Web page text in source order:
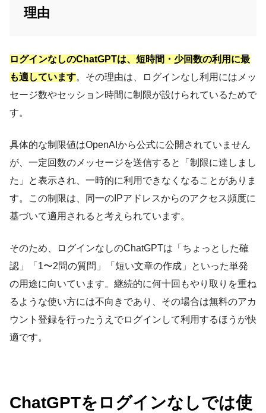
理由
ログインなしのChatGPTは、短時間・少回数の利用に最
も適しています。その理由は、ログインなし利用にはメッ
セージ数やセッション時間に制限が設けられているためで
す。
具体的な制限値はOpenAIから公式に公開されていません
が、一定回数のメッセージを送信すると「制限に達しまし
た」と表示され、一時的に利用できなくなることがありま
す。この制限は、同一のIPアドレスからのアクセス頻度に
基づいて適用されると考えられています。
そのため、ログインなしのChatGPTは「ちょっとした確
認」「1〜2問の質問」「短い文章の作成」といった単発
の用途に向いています。継続的に何十回もやり取りを重ね
るような使い方には不向きであり、その場合は無料のアカ
ウント登録を行ったうえでログインして利用するほうが快
適です。
ChatGPTをログインなしでは使